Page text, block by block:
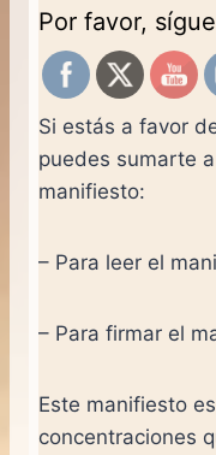
Por favor,
Si estás a favor
puedes sumarte
manifiesto:
– Para leer el
– Para firmar el
Este manifiesto
concentraciones